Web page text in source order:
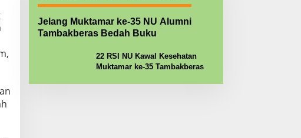
Jelang Muktamar ke-35 NU Alumni
Tambakberas Bedah Buku
22 RSI NU Kawal Kesehatan
Muktamar ke-35 Tambakberas